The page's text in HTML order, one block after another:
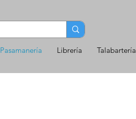
Pasamanería Librería Talabartería